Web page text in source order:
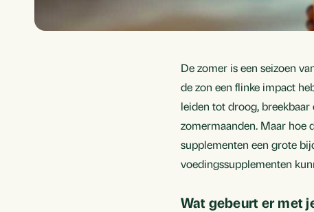
De zomer is een seizoen
de zon een flinke impact
leiden tot droog,
zomermaanden. Maar hoe
supplementen een grote
voedingssupplementen
Wat gebeurt er met